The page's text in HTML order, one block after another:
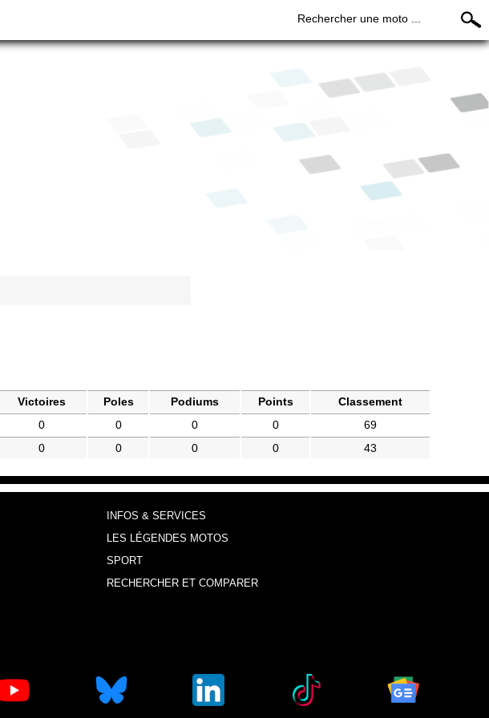
Rechercher une moto ...
Victoires Poles Podiums Points
Classement
0 0 0 0
69
0 0 0 0 43
INFOS & SERVICES
LES LÉGENDES MOTOS
SPORT
RECHERCHER ET COMPARER